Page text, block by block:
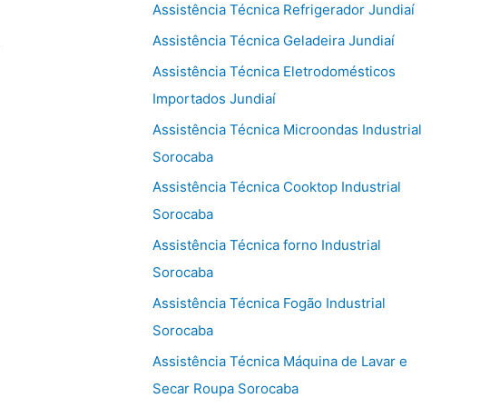
Assistência Técnica Refrigerador Jundiaí
Assistência Técnica Geladeira Jundiaí
Assistência Técnica Eletrodomésticos
Importados Jundiaí
Assistência Técnica Microondas Industrial
Sorocaba
Assistência Técnica Cooktop Industrial
Sorocaba
Assistência Técnica forno Industrial
Sorocaba
Assistência Técnica Fogão Industrial
Sorocaba
Assistência Técnica Máquina de Lavar e
Secar Roupa Sorocaba